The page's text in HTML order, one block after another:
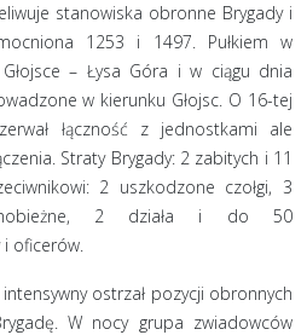
stanowiska obronne Brygady i
1253 i 1497. Pułkiem w
– Łysa Góra i w ciągu dnia
w kierunku Głojsc. O 16-tej
łączność z jednostkami ale
Straty Brygady: 2 zabitych i 11
2 uszkodzone czołgi, 3
2 działa i do 50
i oficerów.
ostrzał pozycji obronnych
W nocy grupa zwiadowców